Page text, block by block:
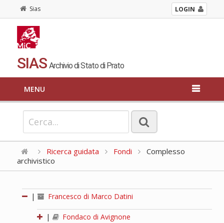
Sias LOGIN
SIAS Archivio di Stato di Prato
MENU
Ricerca guidata Fondi
Complesso
archivistico
| Francesco di Marco Datini
|
Fondaco di Avignone